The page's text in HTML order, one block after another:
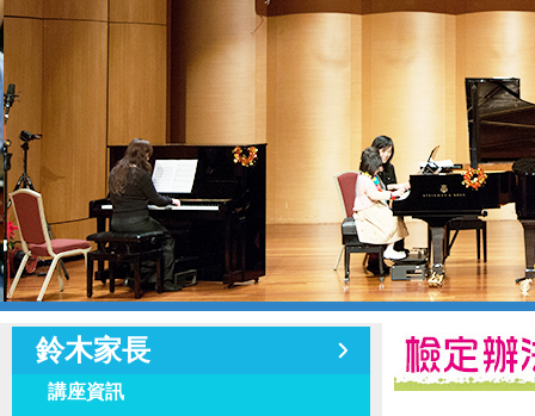
活動預告
鈴木家長
講座資訊